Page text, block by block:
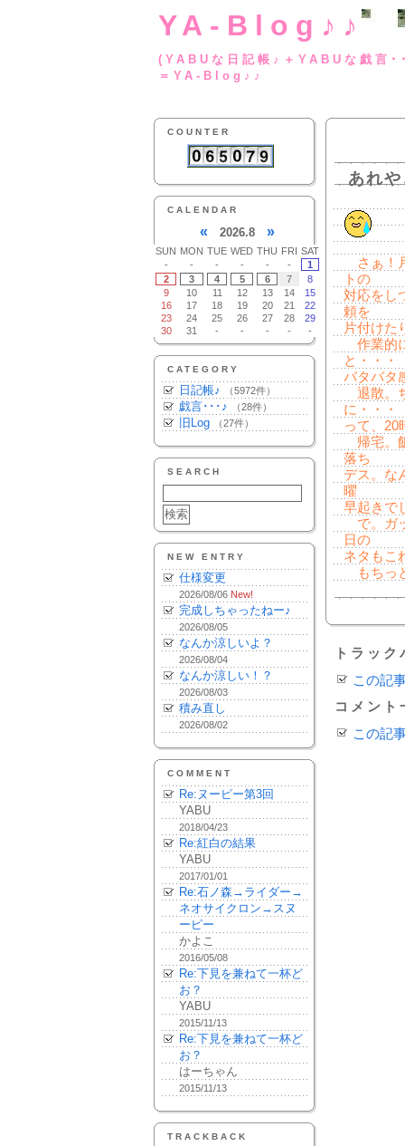
YA-Blog♪♪
(YABUな日記帳♪
＝YA-Blog♪♪
COUNTER
CALENDAR
« 2026.8 »
SUN MON TUE WED THU FRI SAT
-
- - - - -
1
2
3 4 5 6 7
8
9
10 11 12 13 14
15
16
17 18 19 20 21
22
23
24 25 26 27 28
29
30
31 - - - - -
CATEGORY
日記帳♪ （5972件）
戯言･･･♪ （28件）
旧Log （27件）
SEARCH
NEW ENTRY
仕様変更
2026/08/06 New!
完成しちゃったねー♪
2026/08/05
なんか涼しいよ？
2026/08/04
なんか涼しい！？
2026/08/03
積み直し
2026/08/02
COMMENT
Re:ヌーピー第3回
YABU
2018/04/23
Re:紅白の結果
YABU
2017/01/01
Re:石ノ森→ライダー→
ネオサイクロン→スヌ
ーピー
かよこ
2016/05/08
Re:下見を兼ねて一杯ど
お？
YABU
2015/11/13
Re:下見を兼ねて一杯ど
お？
はーちゃん
2015/11/13
TRACKBACK
あれ
さぁ！
トの
対応をし
頼を
片付けた
作業的
と・・・
バタバタ
退散。
に・・・
って、20
帰宅。
落ち
デス。な
曜
早起きで
で。ガ
日の
ネタもこ
もちっ
トラッ
この記
コメント
この記